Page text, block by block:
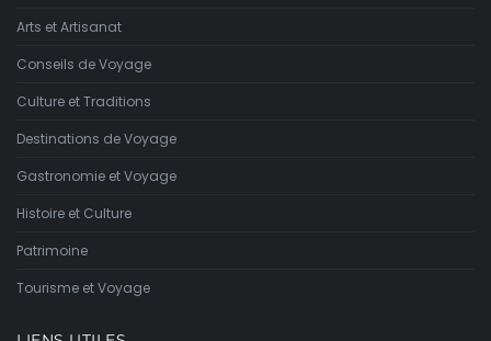
Arts et Artisanat
Conseils de Voyage
Culture et Traditions
Destinations de Voyage
Gastronomie et Voyage
Histoire et Culture
Patrimoine
Tourisme et Voyage